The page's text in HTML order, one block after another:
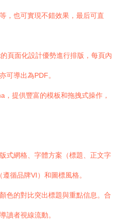
，也可實現不錯效果，最后可直
頁面化設計優勢進行排版，每頁內
可導出為PDF。
，提供豐富的模板和拖拽式操作，
式網格、字體方案（標題、正文字
循品牌VI）和圖標風格。
色的對比突出標題與重點信息。合
讀者視線流動。